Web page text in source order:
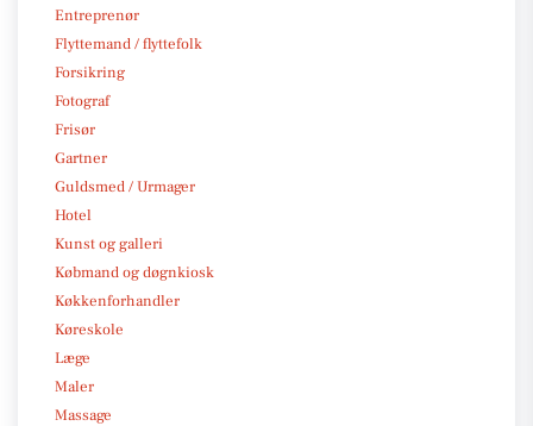
Entreprenør
Flyttemand / flyttefolk
Forsikring
Fotograf
Frisør
Gartner
Guldsmed / Urmager
Hotel
Kunst og galleri
Købmand og døgnkiosk
Køkkenforhandler
Køreskole
Læge
Maler
Massage